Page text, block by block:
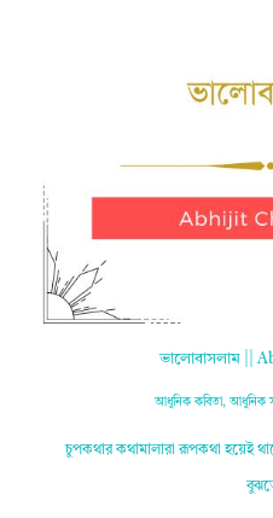
ভালোবাসলাম ||
আধুনিক কবিতা,আধুনিক
চুপকথার কথামালারা রূপকথা হয়েই